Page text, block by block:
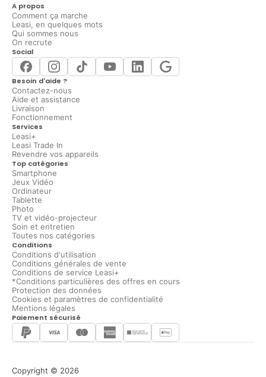
A propos
Comment ça marche
Leasi, en quelques mots
Qui sommes nous
On recrute
Social
Besoin d'aide ?
Contactez-nous
Aide et assistance
Livraison
Fonctionnement
Services
Leasi+
Leasi Trade In
Revendre vos appareils
Top catégories
Smartphone
Jeux Vidéo
Ordinateur
Tablette
Photo
TV et vidéo-projecteur
Soin et entretien
Toutes nos catégories
Conditions
Conditions d'utilisation
Conditions générales de vente
Conditions de service Leasi+
*Conditions particulières des offres en cours
Protection des données
Cookies et paramètres de confidentialité
Mentions légales
Paiement sécurisé
Copyright © 2026